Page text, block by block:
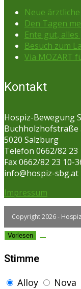
Neue
Den Tagen
Ente gut,
Besuch zum
Via MOZART
Kontakt
Hospiz-Bewegung
Buchholzhofstraße
5020 Salzburg
Telefon 0662/82 23
Fax 0662/82 23 10-
info@hospiz-sbg.at
Impressum
Copyright 2026 -
Vorlesen
Stimme
Alloy
Nova